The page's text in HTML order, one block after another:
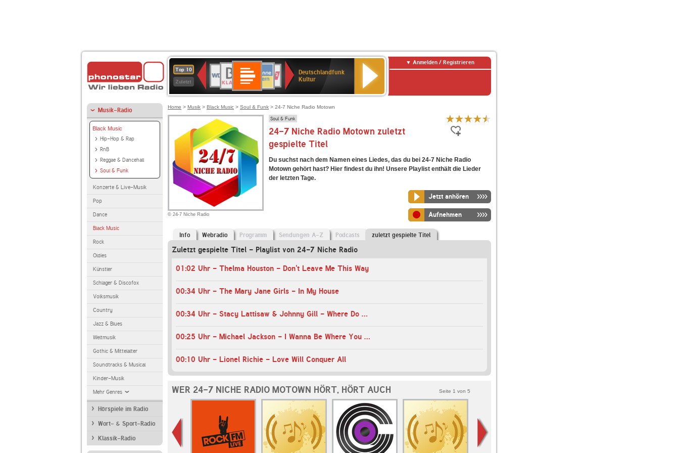
Top 10
Zuletzt
Deutschlandfunk
80er
90er
OLDIE
ANTENNE
SWR3
4
BR-
KLASSIK
Deutschlandfunk
Kultur
ANTENNE
BAYERN
SWR
Kultur
NDR
2
Deutschlandfunk
Kultur
Anmelden / Registrieren
Musik-Radio
Black Music
Hip-Hop & Rap
RnB
Reggae & Dancehall
Soul & Funk
Konzerte & Live-Musik
Pop
Dance
Black Music
Rock
Oldies
Künstler
Schlager & Discofox
Volksmusik
Country
Jazz & Blues
Weltmusik
Gothic & Mittelalter
Soundtracks & Musical
Kinder-Musik
Mehr Genres
Hörspiele im Radio
Wort- & Sport-Radio
Klassik-Radio
Home > Musik > Black Music > Soul & Funk > 24-7 Niche Radio Motown
© 24-7 Niche Radio
Soul & Funk
24-7 Niche Radio Motown zuletzt
gespielte Titel
Du suchst nach dem Namen eines Liedes, das du bei 24-7 Niche Radio
Motown gehört hast? Hier findest du ihn! Unsere Playlist enthält die Lieder
der letzten Tage.
Jetzt anhören
Aufnehmen
Info Webradio Programm Sendungen A-Z Podcasts zuletzt gespielte Titel
Zuletzt gespielte Titel - Playlist von 24-7 Niche Radio
01:02 Uhr - Thelma Houston - Don't Leave Me This Way
00:34 Uhr - The Mary Jane Girls - In My House
00:34 Uhr - Stacy Lattisaw & Johnny Gill - Where Do We Go From Here
00:25 Uhr - Michael Jackson - I Wanna Be Where You Are
00:10 Uhr - Lionel Richie - Love Will Conquer All
WER 24-7 NICHE RADIO MOTOWN HÖRT, HÖRT AUCH Seite 1 von 5